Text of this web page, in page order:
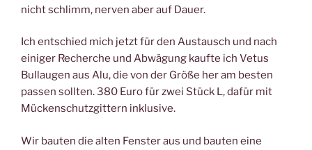
nicht schlimm, nerven aber auf Dauer.
Ich entschied mich jetzt für den Austausch und nach
einiger Recherche und Abwägung kaufte ich Vetus
Bullaugen aus Alu, die von der Größe her am besten
passen sollten. 380 Euro für zwei Stück L, dafür mit
Mückenschutzgittern inklusive.
Wir bauten die alten Fenster aus und bauten eine